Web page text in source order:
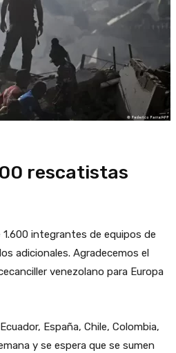
rescatistas
integrantes de equipos de
adicionales. Agradecemos el
venezolano para Europa
España, Chile, Colombia,
y se espera que se sumen